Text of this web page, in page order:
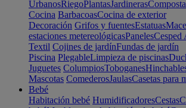
UrbanosRiegoPlantasJardineras
Cocina BarbacoasCocina de exterior
Decoración Grifos y fuentesEstatuas
estaciones metereológicasPanelesCesped
Textil Cojines de jardínFundas de jardín
Piscina PlegableLimpieza de piscinas
Juguetes ColumpiosToboganes
Mascotas ComederosJaulasCasetas para
Bebé
Habitación bebé HumidificadoresCestas